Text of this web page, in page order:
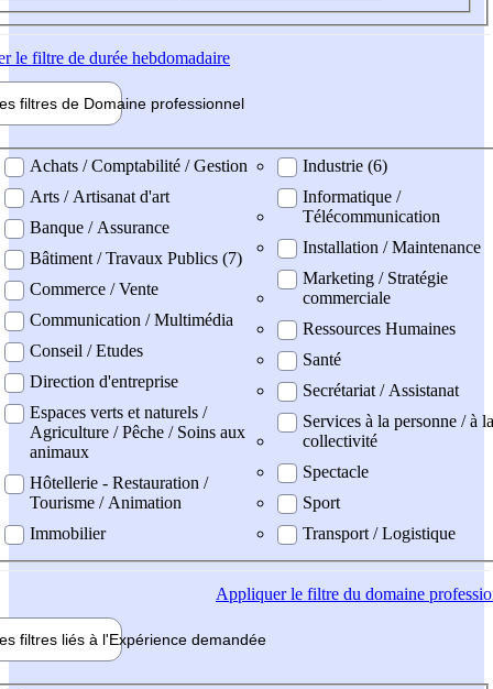
le filtre de durée hebdomadaire
filtres de Domaine professionnel
professionel
Achats / Comptabilité / Gestion
Arts / Artisanat d'art
Banque / Assurance
Bâtiment / Travaux Publics (7)
Commerce / Vente
Communication / Multimédia
Conseil / Etudes
Direction d'entreprise
Espaces verts et naturels /
Agriculture / Pêche / Soins aux
animaux
Hôtellerie - Restauration /
Tourisme / Animation
Immobilier
Industrie (6)
Informatique /
Télécommunication
Installation / Maintenance
Marketing / Stratégie
commerciale
Ressources Humaines
Santé
Secrétariat / Assistanat
Services à la personne / à la
collectivité
Spectacle
Sport
Transport / Logistique
Appliquerle filtre du domaine
filtres liés à l'Expérience demandée